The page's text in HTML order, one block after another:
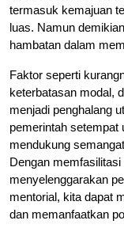
termasuk kemajuan
luas. Namun
hambatan dalam
Faktor seperti
keterbatasan modal,
menjadi penghalang
pemerintah
mendukung
Dengan
menyelenggarakan
mentorial, kita dapat
dan memanfaatkan